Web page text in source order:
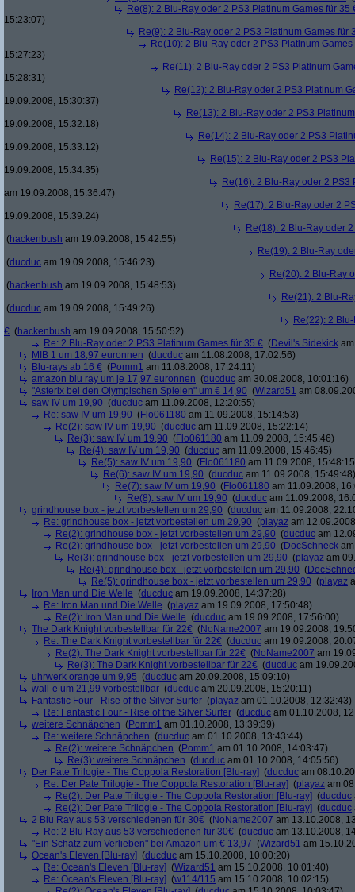
Re(8): 2 Blu-Ray oder 2 PS3 Platinum Games für 35
15:23:07)
Re(9): 2 Blu-Ray oder 2 PS3 Platinum Games für
Re(10): 2 Blu-Ray oder 2 PS3 Platinum Games
15:27:23)
Re(11): 2 Blu-Ray oder 2 PS3 Platinum
15:28:31)
Re(12): 2 Blu-Ray oder 2 PS3 Platinum
19.09.2008, 15:30:37)
Re(13): 2 Blu-Ray oder 2 PS3
19.09.2008, 15:32:18)
Re(14): 2 Blu-Ray oder 2 PS3
19.09.2008, 15:33:12)
Re(15): 2 Blu-Ray oder 2 PS3
19.09.2008, 15:34:35)
Re(16): 2 Blu-Ray oder 2 PS3
am 19.09.2008, 15:36:47)
Re(17): 2 Blu-Ray oder 2
19.09.2008, 15:39:24)
Re(18): 2 Blu-Ray oder
(hackenbush am 19.09.2008, 15:42:55)
Re(19): 2 Blu-Ray
(ducduc am 19.09.2008, 15:46:23)
Re(20): 2 Blu-Ray
(hackenbush am 19.09.2008, 15:48:53)
Re(21): 2 Blu-
(ducduc am 19.09.2008, 15:49:26)
Re(22): 2
€ (hackenbush am 19.09.2008, 15:50:52)
Re: 2 Blu-Ray oder 2 PS3 Platinum Games für 35 € (Devil's Sidekick
MIB 1 um 18,97 euronnen (ducduc am 11.08.2008, 17:02:56)
Blu-rays ab 16 € (Pomm1 am 11.08.2008, 17:24:11)
amazon blu ray um je 17,97 euronnen (ducduc am 30.08.2008, 10:01:16)
"Asterix bei den Olympischen Spielen" um € 14,90 (Wizard51 am
saw IV um 19,90 (ducduc am 11.09.2008, 12:20:55)
Re: saw IV um 19,90 (Flo061180 am 11.09.2008, 15:14:53)
Re(2): saw IV um 19,90 (ducduc am 11.09.2008, 15:22:14)
Re(3): saw IV um 19,90 (Flo061180 am 11.09.2008, 15:45:46)
Re(4): saw IV um 19,90 (ducduc am 11.09.2008, 15:46:45)
Re(5): saw IV um 19,90 (Flo061180 am 11.09.2008,
Re(6): saw IV um 19,90 (ducduc am 11.09.2008, 15:49:48)
Re(7): saw IV um 19,90 (Flo061180 am 11.09.2008,
Re(8): saw IV um 19,90 (ducduc am 11.09.2008,
grindhouse box - jetzt vorbestellen um 29,90 (ducduc am 11.09.2008,
Re: grindhouse box - jetzt vorbestellen um 29,90 (playaz am
Re(2): grindhouse box - jetzt vorbestellen um 29,90 (ducduc am
Re(2): grindhouse box - jetzt vorbestellen um 29,90 (DocSchneck
Re(3): grindhouse box - jetzt vorbestellen um 29,90 (playaz am
Re(4): grindhouse box - jetzt vorbestellen um 29,90 (
Re(5): grindhouse box - jetzt vorbestellen um 29,90 (playaz
Iron Man und Die Welle (ducduc am 19.09.2008, 14:37:28)
Re: Iron Man und Die Welle (playaz am 19.09.2008, 17:50:48)
Re(2): Iron Man und Die Welle (ducduc am 19.09.2008, 17:56:00)
The Dark Knight vorbestellbar für 22€ (NoName2007 am 19.09.2008,
Re: The Dark Knight vorbestellbar für 22€ (ducduc am 19.09.2008,
Re(2): The Dark Knight vorbestellbar für 22€ (NoName2007 am
Re(3): The Dark Knight vorbestellbar für 22€ (ducduc am
uhrwerk orange um 9,95 (ducduc am 20.09.2008, 15:09:10)
wall-e um 21,99 vorbestellbar (ducduc am 20.09.2008, 15:20:11)
Fantastic Four - Rise of the Silver Surfer (playaz am 01.10.2008, 12:32:43)
Re: Fantastic Four - Rise of the Silver Surfer (ducduc am 01.10.2008,
weitere Schnäpchen (Pomm1 am 01.10.2008, 13:39:39)
Re: weitere Schnäpchen (ducduc am 01.10.2008, 13:43:44)
Re(2): weitere Schnäpchen (Pomm1 am 01.10.2008, 14:03:47)
Re(3): weitere Schnäpchen (ducduc am 01.10.2008, 14:05:56)
Der Pate Trilogie - The Coppola Restoration [Blu-ray] (ducduc am
Re: Der Pate Trilogie - The Coppola Restoration [Blu-ray] (playaz am
Re(2): Der Pate Trilogie - The Coppola Restoration [Blu-ray] (ducduc
Re(2): Der Pate Trilogie - The Coppola Restoration [Blu-ray] (ducduc
2 Blu Ray aus 53 verschiedenen für 30€ (NoName2007 am 13.10.2008,
Re: 2 Blu Ray aus 53 verschiedenen für 30€ (ducduc am 13.10.2008,
"Ein Schatz zum Verlieben" bei Amazon um € 13,97 (Wizard51 am
Ocean's Eleven [Blu-ray] (ducduc am 15.10.2008, 10:00:20)
Re: Ocean's Eleven [Blu-ray] (Wizard51 am 15.10.2008, 10:01:40)
Re: Ocean's Eleven [Blu-ray] (w114/115 am 15.10.2008, 10:02:15)